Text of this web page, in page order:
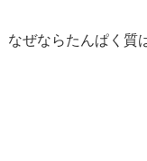
なぜならたんぱく質